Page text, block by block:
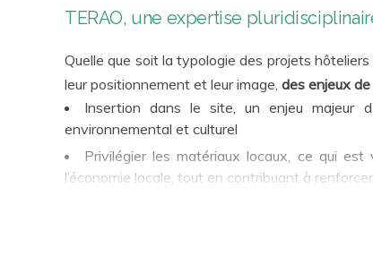
TERAO, une expertise
Quelle que soit la typologie des projets
leur positionnement et leur image, des enjeux
Insertion dans le site, un enjeu majeur
environnemental et culturel
Privilégier les matériaux locaux, ce qui
l’économie locale, tout en contribuant à
Effectuer des choix des matériaux, de